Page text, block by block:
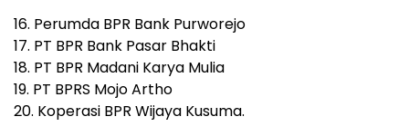
16. Perumda BPR Bank Purworejo
17. PT BPR Bank Pasar Bhakti
18. PT BPR Madani Karya Mulia
19. PT BPRS Mojo Artho
20. Koperasi BPR Wijaya Kusuma.